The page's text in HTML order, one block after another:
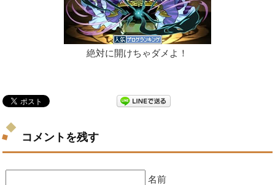
絶対に開けちゃダメよ！
コメントを残す
名前